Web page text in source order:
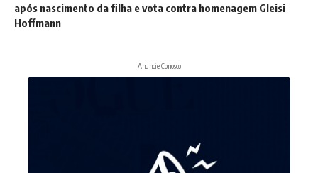
após nascimento da filha e vota contra homenagem Gleisi
Hoffmann
Anuncie Conosco